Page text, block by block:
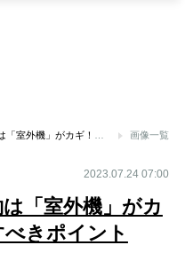
画像一覧
2023.07.24 07:00
「室外機」がカ
きポイント